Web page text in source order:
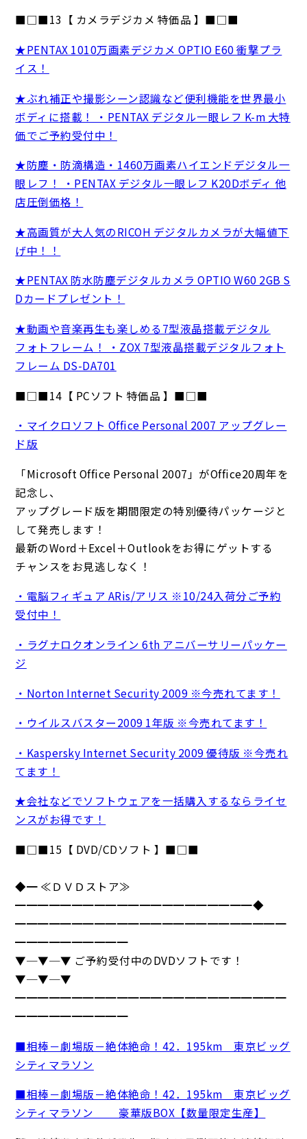
■□■13【 カメラデジカメ 特価品 】■□■
★PENTAX 1010万画素デジカメ OPTIO E60 衝撃プラ
イス！
★ぶれ補正や撮影シーン認識など便利機能を世界最小
ボディに搭載！ ・PENTAX デジタル一眼レフ K-m 大特
価でご予約受付中！
★防塵・防滴構造・1460万画素ハイエンドデジタル一
眼レフ！ ・PENTAX デジタル一眼レフ K20Dボディ 他
店圧倒価格！
★高画質が大人気のRICOH デジタルカメラが大幅値下
げ中！！
★PENTAX 防水防塵デジタルカメラ OPTIO W60 2GB S
Dカードプレゼント！
★動画や音楽再生も楽しめる7型液晶搭載デジタル
フォトフレーム！ ・ZOX 7型液晶搭載デジタルフォト
フレーム DS-DA701
■□■14【 PCソフト 特価品 】■□■
・マイクロソフト Office Personal 2007 アップグレー
ド版
「Microsoft Office Personal 2007」がOffice20周年を
記念し、
アップグレード版を期間限定の特別優待パッケージと
して発売します！
最新のWord＋Excel＋Outlookをお得にゲットする
チャンスをお見逃しなく！
・電脳フィギュア ARis/アリス ※10/24入荷分ご予約
受付中！
・ラグナロクオンライン 6th アニバーサリーパッケー
ジ
・Norton Internet Security 2009 ※今売れてます！
・ウイルスバスター2009 1年版 ※今売れてます！
・Kaspersky Internet Security 2009 優待版 ※今売れ
てます！
★会社などでソフトウェアを一括購入するならライセ
ンスがお得です！
■□■15【 DVD/CDソフト 】■□■
◆━ ≪ＤＶＤストア≫
━━━━━━━━━━━━━━━━━━━━━◆
━━━━━━━━━━━━━━━━━━━━━━━━
━━━━━━━━━━
▼─▼─▼ ご予約受付中のDVDソフトです！
▼─▼─▼
━━━━━━━━━━━━━━━━━━━━━━━━
━━━━━━━━━━
■相棒－劇場版－絶体絶命！42．195km 東京ビッグ
シティマラソン
■相棒－劇場版－絶体絶命！42．195km 東京ビッグ
シティマラソン 豪華版BOX【数量限定生産】